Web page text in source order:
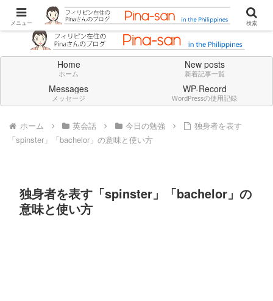
Don't think deeply. Feel always in English.
Home
ホーム
New posts
新着記事一覧
Messages
メッセージ
WP-Record
WordPressの使用記録
ホーム 英会話 今日の勉強
独身者を表す
「spinster」「bachelor」の意味と使い方
独身者を表す「spinster」「bachelor」の
意味と使い方
メニュー 検索